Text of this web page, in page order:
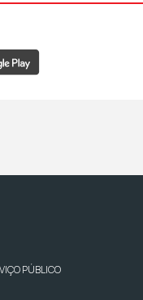
1 1
PÚBLICO